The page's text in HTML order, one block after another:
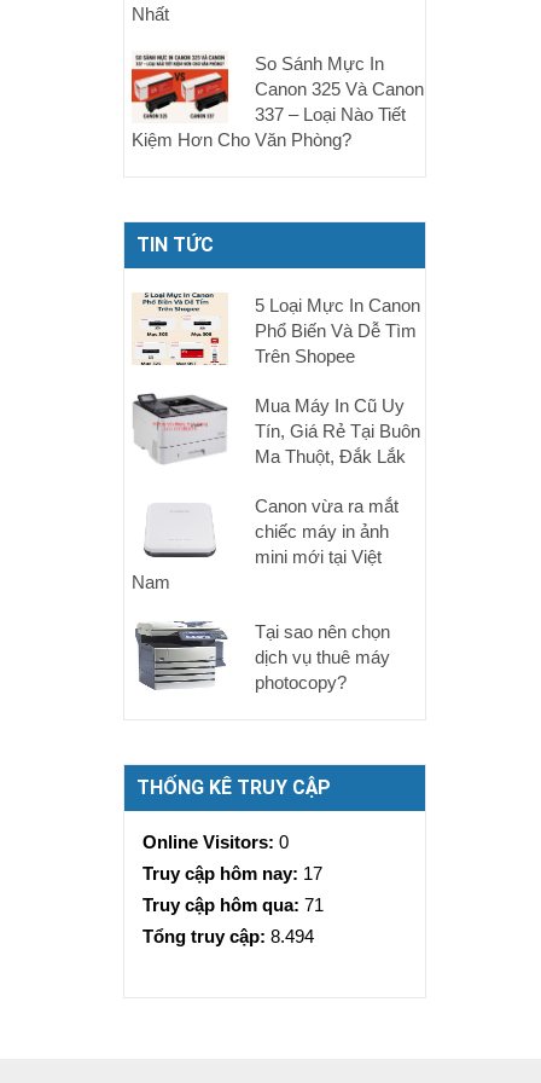
Nhất
So Sánh Mực In
Canon 325 Và Canon
337 – Loại Nào Tiết
Kiệm Hơn Cho Văn Phòng?
TIN TỨC
5 Loại Mực In Canon
Phổ Biến Và Dễ Tìm
Trên Shopee
Mua Máy In Cũ Uy
Tín, Giá Rẻ Tại Buôn
Ma Thuột, Đắk Lắk
Canon vừa ra mắt
chiếc máy in ảnh
mini mới tại Việt
Nam
Tại sao nên chọn
dịch vụ thuê máy
photocopy?
THỐNG KÊ TRUY CẬP
Online Visitors: 0
Truy cập hôm nay: 17
Truy cập hôm qua: 71
Tổng truy cập: 8.494